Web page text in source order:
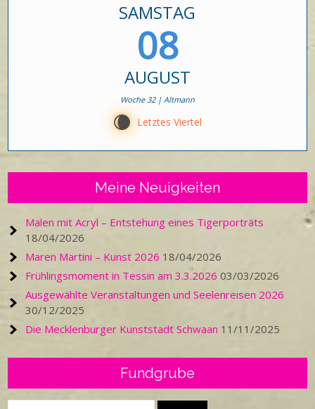
SAMSTAG
08
AUGUST
Woche 32 | Altmann
W Letztes Viertel
Meine Neuigkeiten
Malen mit Acryl – Entstehung eines Tigerporträts
18/04/2026
Maren Martini – Kunst 2026 18/04/2026
Frühlingsmoment in Tessin am 3.3.2026 03/03/2026
Ausgewählte Veranstaltungen und Seelenreisen 2026
30/12/2025
Die Mecklenburger Kunststadt Schwaan 11/11/2025
Fundgrube